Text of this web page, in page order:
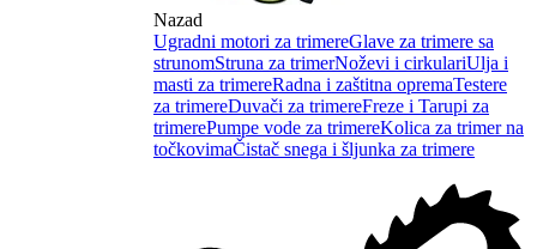
Nazad
Ugradni motori za trimereGlave za trimere sa
strunomStruna za trimerNoževi i cirkulariUlja i
masti za trimereRadna i zaštitna opremaTestere
za trimereDuvači za trimereFreze i Tarupi za
trimerePumpe vode za trimereKolica za trimer na
točkovimaČistač snega i šljunka za trimere